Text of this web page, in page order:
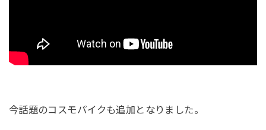
今話題のコスモパイクも追加となりました。